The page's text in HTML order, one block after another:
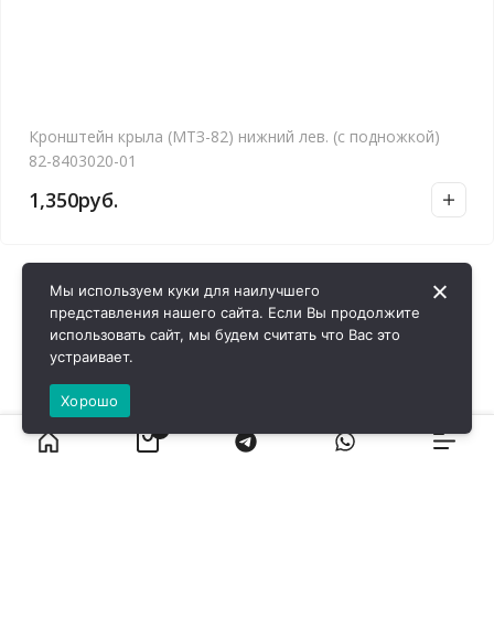
Кронштейн крыла (МТЗ-82) нижний лев. (с подножкой)
82-8403020-01
1,350руб.
Мы используем куки для наилучшего
представления нашего сайта. Если Вы продолжите
использовать сайт, мы будем считать что Вас это
устраивает.
Хорошо